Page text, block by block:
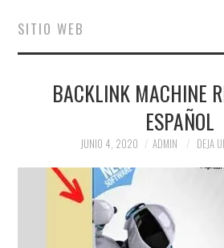
CONTACTO
SITIO WEB
BACKLINK MACHINE
ESPAÑOL
JUNIO 4, 2020 ADMIN DEJA